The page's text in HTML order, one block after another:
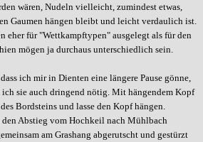
wären, Nudeln vielleicht, zumindest etwas,
Gaumen hängen bleibt und leicht verdaulich ist.
eher für "Wettkampftypen" ausgelegt als für den
mögen ja durchaus unterschiedlich sein.
ich mir in Dienten eine längere Pause gönne,
ich sie auch dringend nötig. Mit hängendem Kopf
Bordsteins und lasse den Kopf hängen.
Abstieg vom Hochkeil nach Mühlbach
am Grashang abgerutscht und gestürzt